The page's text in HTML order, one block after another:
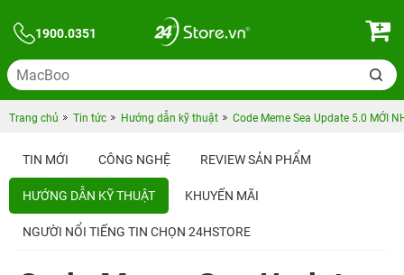
1900.0351
Trang chủ Tin tức Hướng dẫn kỹ thuật Code Meme Sea Update 5.0 MỚI
TIN MỚI CÔNG NGHỆ REVIEW SẢN PHẨM
HƯỚNG DẪN KỸ THUẬT KHUYẾN MÃI
NGƯỜI NỔI TIẾNG TIN CHỌN 24HSTORE